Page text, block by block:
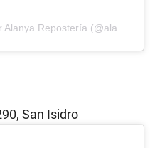
San Isidro